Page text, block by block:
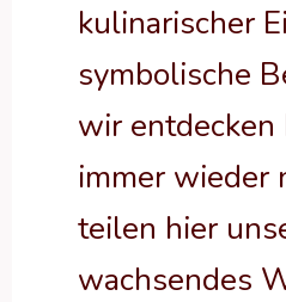
kulinarischer
symbolische
wir entdecken
immer wieder
teilen hier
wachsendes